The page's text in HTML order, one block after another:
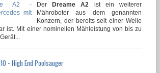
DerDreame A2 ist ein weiterer
Mähroboter aus dem genannten
Konzern, der bereits seit einer Weile
ist. Mit einer nominellen Mähleistung von bis zu
- High End Poolsauger